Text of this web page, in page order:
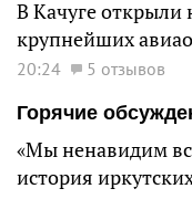
В Качуге открыли
крупнейших
20:24
5 отзывов
Горячие
«Мы ненавидим
история